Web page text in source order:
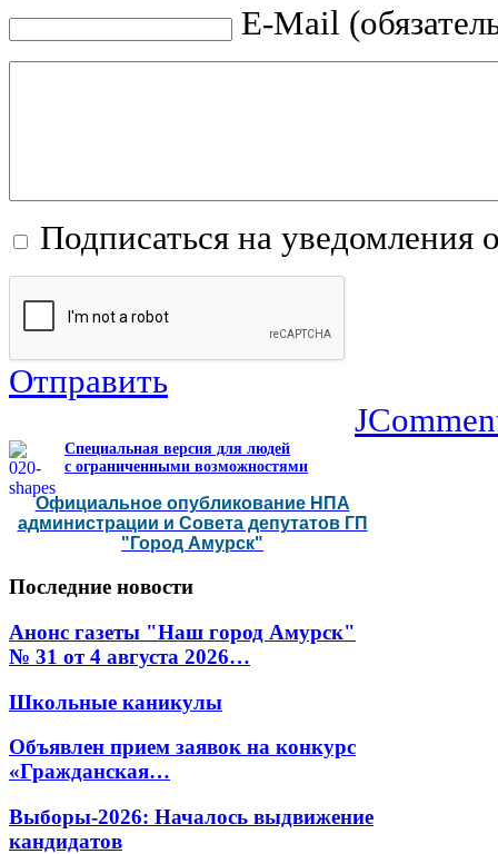
E-Mail
Подписаться на уведомления
Отправить
Специальная версия для людей
с ограниченными возможностями
Официальное опубликование НПА
администрации и Совета депутатов ГП
"Город Амурск"
Последние новости
Анонс газеты "Наш город Амурск"
№ 31 от 4 августа 2026…
Школьные каникулы
Объявлен прием заявок на конкурс
«Гражданская…
Выборы-2026: Началось выдвижение
кандидатов